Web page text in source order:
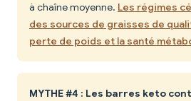
à chaîne moyenne. Les régimes
des sources de graisses de
perte de poids et la santé
MYTHE #4 : Les barres keto